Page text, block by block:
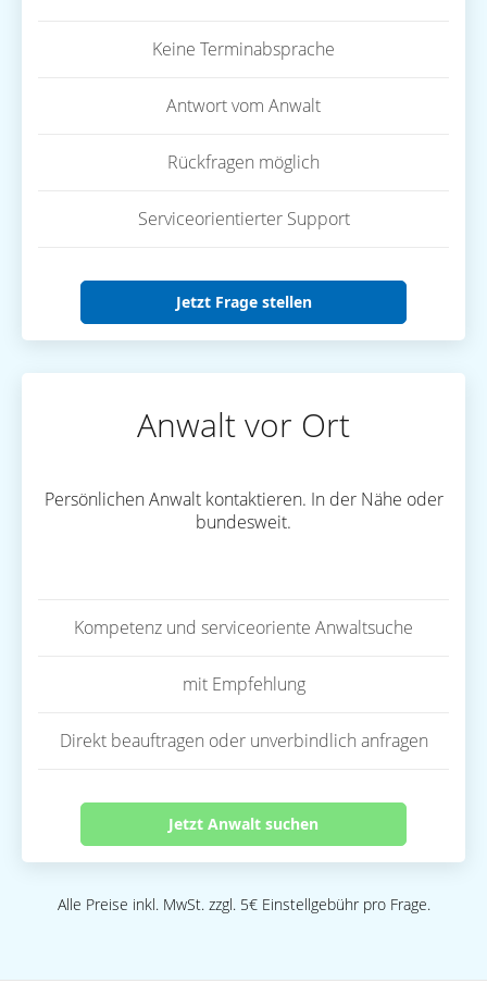
Keine Terminabsprache
Antwort vom Anwalt
Rückfragen möglich
Serviceorientierter Support
Jetzt Frage stellen
Anwalt vor Ort
Persönlichen Anwalt kontaktieren. In der Nähe oder
bundesweit.
Kompetenz und serviceoriente Anwaltsuche
mit Empfehlung
Direkt beauftragen oder unverbindlich anfragen
Jetzt Anwalt suchen
Alle Preise inkl. MwSt. zzgl. 5€ Einstellgebühr pro Frage.